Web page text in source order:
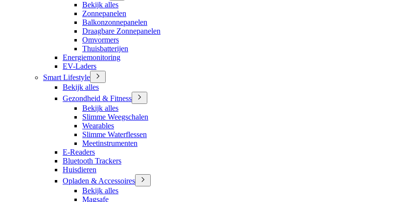
Bekijk alles
Zonnepanelen
Balkonzonnepanelen
Draagbare Zonnepanelen
Omvormers
Thuisbatterijen
Energiemonitoring
EV-Laders
Smart Lifestyle
Bekijk alles
Gezondheid & Fitness
Bekijk alles
Slimme Weegschalen
Wearables
Slimme Waterflessen
Meetinstrumenten
E-Readers
Bluetooth Trackers
Huisdieren
Opladen & Accessoires
Bekijk alles
Magsafe